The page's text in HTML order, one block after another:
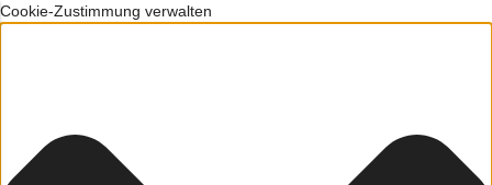
Cookie-Zustimmung verwalten